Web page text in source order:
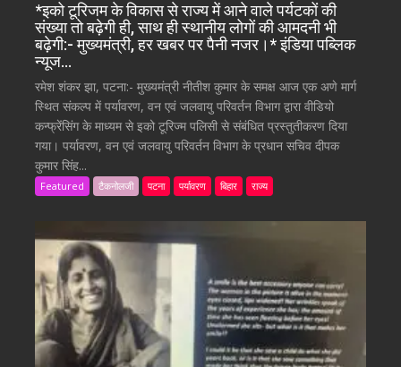
*इको टूरिजम के विकास से राज्य में आने वाले पर्यटकों की
संख्या तो बढ़ेगी ही, साथ ही स्थानीय लोगों की आमदनी भी
बढ़ेगी:- मुख्यमंत्री, हर खबर पर पैनी नजर।* इंडिया पब्लिक
न्यूज…
रमेश शंकर झा, पटना:- मुख्यमंत्री नीतीश कुमार के समक्ष आज एक अणे मार्ग
स्थित संकल्प में पर्यावरण, वन एवं जलवायु परिवर्तन विभाग द्वारा वीडियो
कन्फ्रेंसिंग के माध्यम से इको टूरिज्म पलिसी से संबंधित प्रस्तुतीकरण दिया
गया। पर्यावरण, वन एवं जलवायु परिवर्तन विभाग के प्रधान सचिव दीपक
कुमार सिंह...
Featured टैकनोलजी पटना पर्यावरण बिहार राज्य